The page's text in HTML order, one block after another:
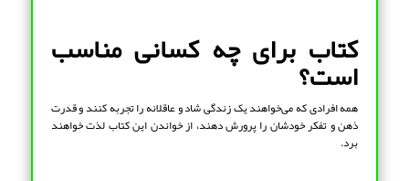
کتاب برای چه کسانی مناسب
است؟
همه افرادی که می‌خواهند یک زندگی شاد و عاقلانه را تجربه کنند و قدرت
ذهن و تفکر خودشان را پرورش دهند، از خواندن این کتاب لذت خواهند
برد.